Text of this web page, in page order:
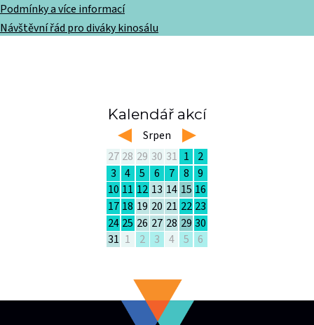
Podmínky a více informací
Návštěvní řád pro diváky kinosálu
Kalendář akcí
left Srpen right
27 28 29 30 31 1
2
3
4 5 6 7 8
9
10 11 12 13 14 15 16
17 18 19 20 21 22 23
24 25 26 27 28 29 30
31 1 2 3 4 5 6